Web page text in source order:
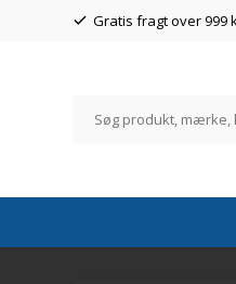
Gratis fragt over 999